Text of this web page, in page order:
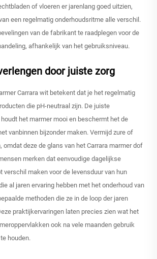
of vloeren er jarenlang goed uitzien,
een regelmatig onderhoudsritme alle verschil.
van de fabrikant te raadplegen voor de
afhankelijk van het gebruiksniveau.
door juiste zorg
Carrara wit betekent dat je het regelmatig
die pH-neutraal zijn. De juiste
het marmer mooi en beschermt het de
vanbinnen bijzonder maken. Vermijd zure of
omdat deze de glans van het Carrara marmer dof
merken dat eenvoudige dagelijkse
verschil maken voor de levensduur van hun
al jaren ervaring hebben met het onderhoud van
methoden die ze in de loop der jaren
praktijkervaringen laten precies zien wat het
ook na vele maanden gebruik
houden.